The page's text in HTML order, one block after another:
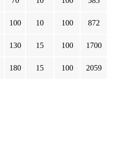
100 10 100 872
130 15 100 1700
180 15 100 2059